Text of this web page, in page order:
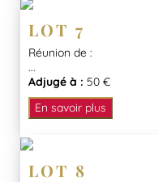
LOT 7
Réunion de :
...
Adjugé à : 50 €
En savoir plus
LOT 8